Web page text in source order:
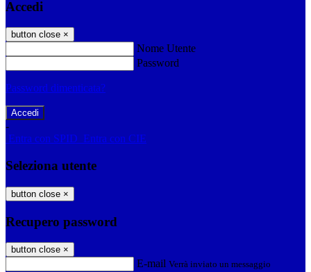
Accedi
button close ×
Nome Utente
Password
Password dimenticata?
-
Entra con SPID Entra con CIE
Seleziona utente
button close ×
Recupero password
button close ×
E-mail Verrà inviato un messaggio